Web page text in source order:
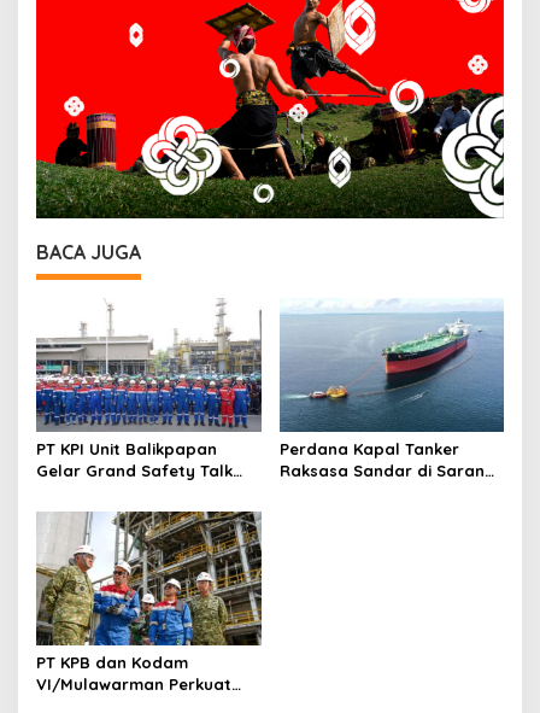
BACA JUGA
PT KPI Unit Balikpapan
Gelar Grand Safety Talk
Balikpapan 2 dan Buka
Bulan K3 2026
Perdana Kapal Tanker
Raksasa Sandar di Sarana
PT KPB dan Kodam
VI/Mulawarman Perkuat